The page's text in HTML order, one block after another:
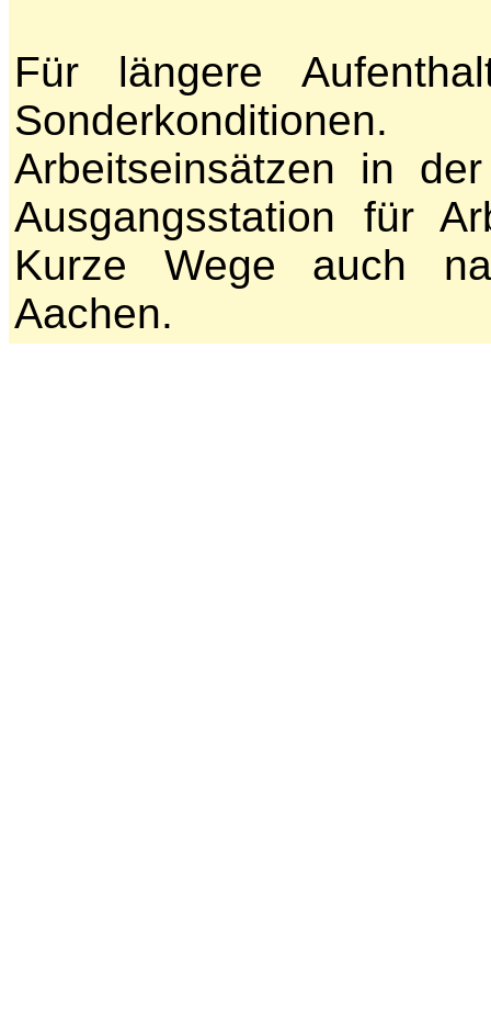
Für längere
Arbeitseinsätzen in
Ausgangsstation für
Kurze Wege auch
Aachen.